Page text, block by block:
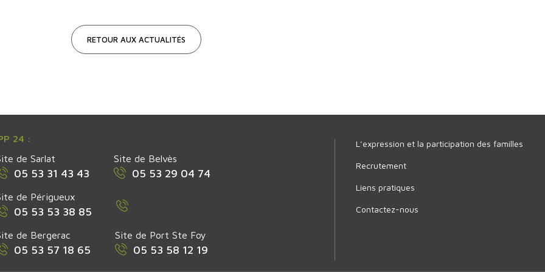
RETOUR AUX ACTUALITÉS
24 :
de Sarlat
05 53 31 43 43
Site de Belvès
05 53 29 04 74
de Périgueux
05 53 53 38 85
de Bergerac
05 53 57 18 65
Site de Port Ste Foy
05 53 58 12 19
L’expression et la participation des familles
Recrutement
Liens pratiques
Contactez-nous